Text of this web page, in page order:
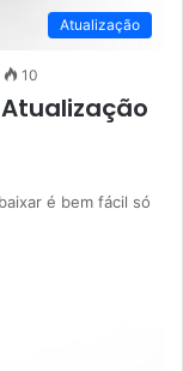
Atualização
10
é bem fácil só